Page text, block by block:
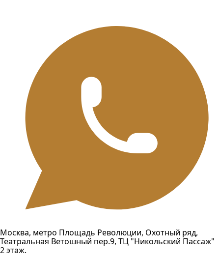
Москва, метро Площадь Революции, Охотный ряд,
Театральная Ветошный пер.9, ТЦ "Никольский Пассаж"
2 этаж.